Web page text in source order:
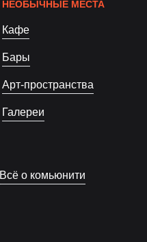
НЕОБЫЧНЫЕ МЕСТА
Кафе
Бары
Арт-пространства
Галереи
Всё о комьюнити